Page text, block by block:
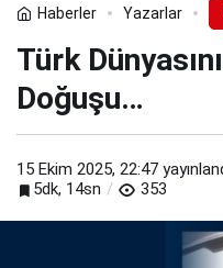
Haberler Yazarlar
Türk
Doğuşu…
15 Ekim 2025, 22:47
5dk, 14sn
353